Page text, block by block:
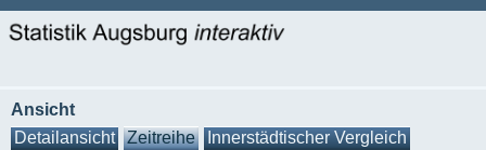
Ansicht
Detailansicht
Zeitreihe Innerstädtischer Vergleich